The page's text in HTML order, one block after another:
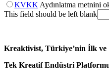
KVKK Aydınlatma metnini
This field should be left blank
Kreaktivist, Türkiye’nin İlk ve
Tek Kreatif Endüstri